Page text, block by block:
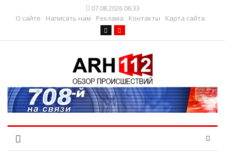
07.08.2026 06:33
О сайте
Написать нам Реклама Контакты Карта сайта